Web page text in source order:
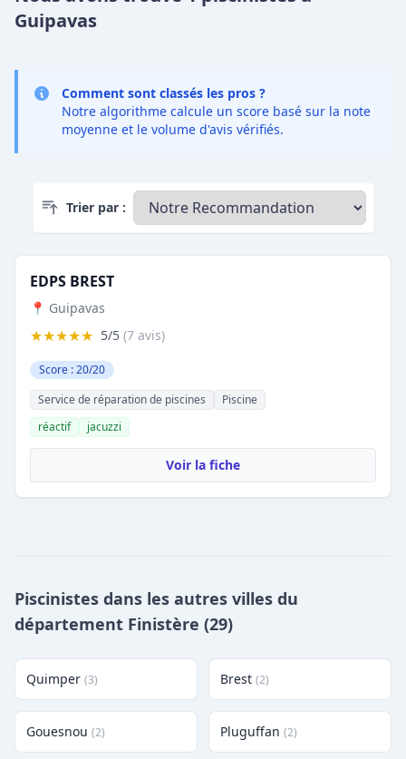
Guipavas
Comment sont classés les pros ?
Notre algorithme calcule un score basé sur la note
moyenne et le volume d'avis vérifiés.
Trier par :
EDPS BREST
📍 Guipavas
★★★★★ 5/5 (7 avis)
Score : 20/20
Service de réparation de piscines
Piscine
réactif
jacuzzi
Voir la fiche
Piscinistes dans les autres villes du
département Finistère (29)
Quimper (3) Brest (2)
Gouesnou (2) Pluguffan (2)